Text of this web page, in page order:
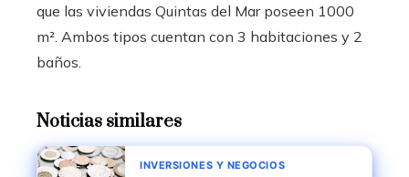
que las viviendas Quintas del Mar poseen 1000
m². Ambos tipos cuentan con 3 habitaciones y 2
baños.
Noticias similares
INVERSIONES Y NEGOCIOS